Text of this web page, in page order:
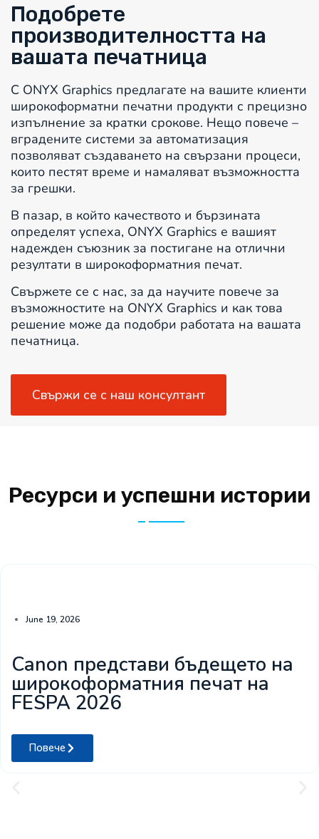
Подобрете
производителността на
вашата печатница
С ONYX Graphics предлагате на вашите клиенти
широкоформатни печатни продукти с прецизно
изпълнение за кратки срокове. Нещо повече –
вградените системи за автоматизация
позволяват създаването на свързани процеси,
които пестят време и намаляват възможността
за грешки.
В пазар, в който качеството и бързината
определят успеха, ONYX Graphics е вашият
надежден съюзник за постигане на отлични
резултати в широкоформатния печат.
Свържете се с нас, за да научите повече за
възможностите на ONYX Graphics и как това
решение може да подобри работата на вашата
печатница.
Свържи се с наш консултант
Ресурси и успешни истории
June 19, 2026
Canon представи бъдещето на
широкоформатния печат на
FESPA 2026
Повече